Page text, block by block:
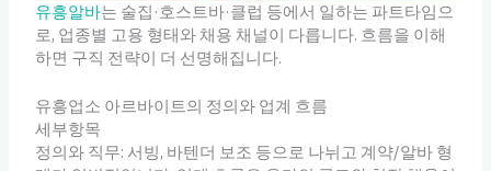
유흥알바는 술집·호스트바·클럽 등에서 일하는 파트타임으
로, 업종별 고용 형태와 채용 채널이 다릅니다. 흐름을 이해
하면 구직 전략이 더 선명해집니다.
유흥업소 아르바이트의 정의와 업계 흐름
세부항목
정의와 직무: 서빙, 바텐더 보조 등으로 나뉘고 계약/알바 형